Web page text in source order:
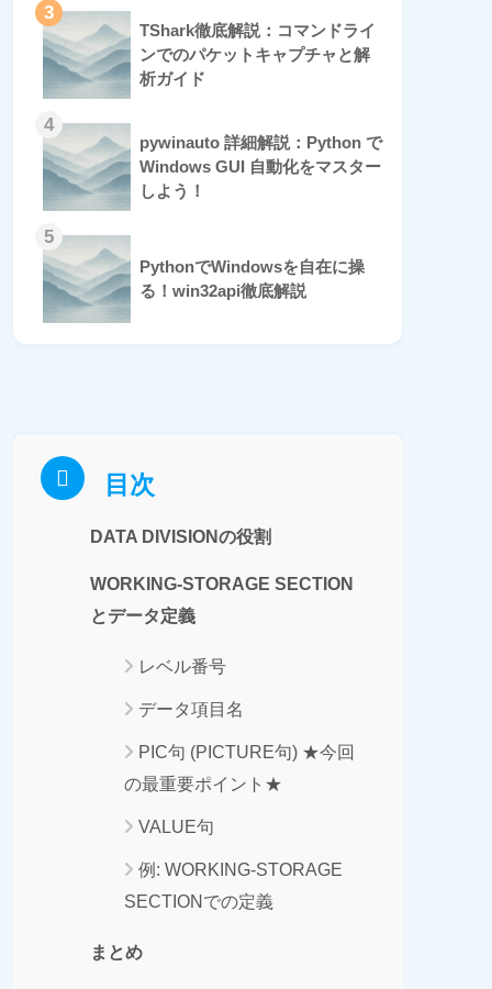
3
TShark徹底解説：コマンドライ
ンでのパケットキャプチャと解
析ガイド
4
pywinauto 詳細解説：Python で
Windows GUI 自動化をマスター
しよう！
5
PythonでWindowsを自在に操
る！win32api徹底解説
目次
DATA DIVISIONの役割
WORKING-STORAGE SECTION
とデータ定義
レベル番号
データ項目名
PIC句 (PICTURE句) ★今回
の最重要ポイント★
VALUE句
例: WORKING-STORAGE
SECTIONでの定義
まとめ